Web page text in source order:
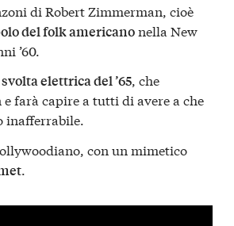
di Robert Zimmerman, cioè
del folk americanonella New
’60.
svolta elettrica del ’65, che
farà capire a tutti di avere a che
inafferrabile.
con un mimetico
.